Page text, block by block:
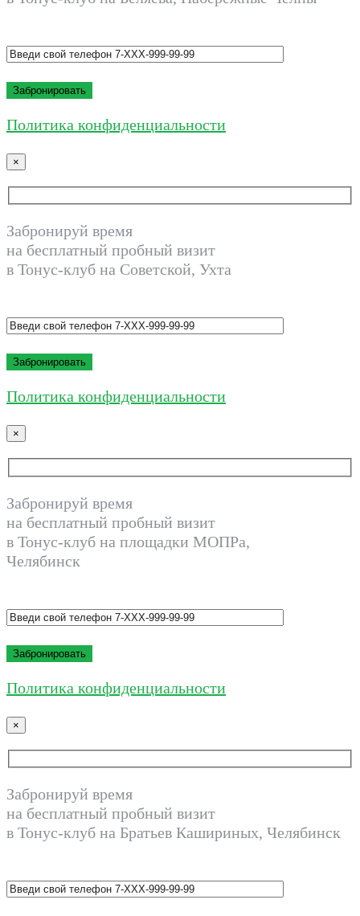
Политика конфиденциальности
×
Забронируй время
на бесплатный пробный визит
в Тонус-клуб на Советской, Ухта
Политика конфиденциальности
×
Забронируй время
на бесплатный пробный визит
в Тонус-клуб на площадки МОПРа,
Челябинск
Политика конфиденциальности
×
Забронируй время
на бесплатный пробный визит
в Тонус-клуб на Братьев Кашириных, Челябинск